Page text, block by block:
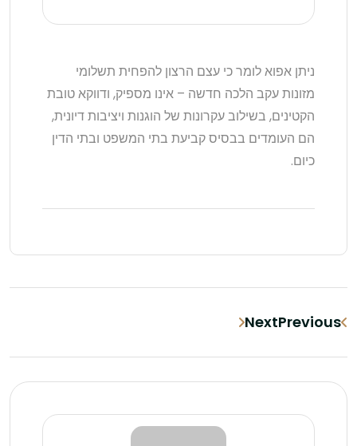
ניתן אפוא לומר כי עצם הרצון להפחית תשלומי
מזונות עקב הלכה חדשה – אינו מספיק, ודווקא טובת
הקטינים, בשילוב עקרונות של הוגנות ויציבות דיונית,
הם העומדים בבסיס קביעת בתי המשפט ובתי הדין
כיום.
Previous
Next